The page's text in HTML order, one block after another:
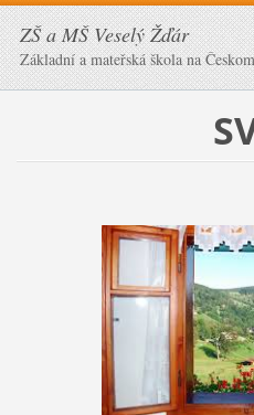
ZŠ a MŠ Veselý Žďár
Základní a mateřská škola na